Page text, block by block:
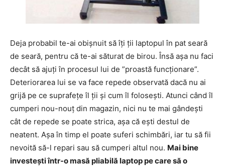
Deja probabil te-ai obișnuit să îți ții laptopul în pat seară
de seară, pentru că te-ai săturat de birou. Însă așa nu faci
decât să ajuți în procesul lui de ”proastă funcționare”.
Deteriorarea lui se va face repede observată dacă nu ai
grijă pe ce suprafețe îl ții și cum îl folosești. Atunci când îl
cumperi nou-nouț din magazin, nici nu te mai gândești
cât de repede se poate strica, așa că ești destul de
neatent. Așa în timp el poate suferi schimbări, iar tu să fii
nevoită să-l repari sau să cumperi altul nou. Mai bine
investești într-o masă pliabilă laptop pe care să o